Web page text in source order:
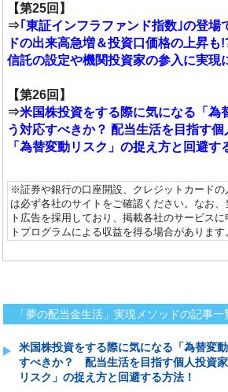
【第25回】
⇒｢東証インフラファンド指数｣の登場
ドの出来高急増＆投資口価格の上昇
信託の設定や機関投資家の参入に実現
【第26回】
⇒米国株投資をする際に気になる「為
う対応すべきか？ 配当生活を目指す
「為替変動リスク」の捉え方と回避す
※証券や銀行の口座開設、クレジットカードの
は必ず各社のサイトをご確認ください。なお
ト広告を採用しており、掲載各社のサービス
トプログラムによる収益を得る場合があります
「夢の配当金生活」実現メソッド
「夢の配当金生活」実現メソッドの記事一
米国株投資をする際に気になる「為替変
すべきか？ 配当生活を目指す個人投資
リスク」の捉え方と回避する方法！